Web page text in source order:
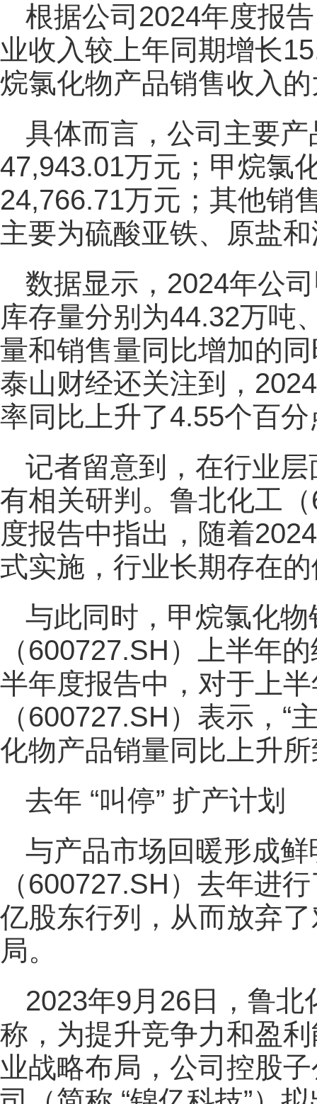
根据公司2024年度报
业收入较上年同期增长
烷氯化物产品销售收入
具体而言，公司主要
47,943.01万元；甲烷氯
24,766.71万元；其他销
主要为硫酸亚铁、原盐
数据显示，2024年公
库存量分别为44.32万吨
量和销售量同比增加的
泰山财经还关注到，
率同比上升了4.55个百分
记者留意到，在行业
有相关研判。鲁北化工
度报告中指出，随着
式实施，行业长期存在
与此同时，甲烷氯化
（600727.SH）上半年
半年度报告中，对于上
（600727.SH）表示，
化物产品销量同比上升所
去年 “叫停” 扩产计划
与产品市场回暖形成
（600727.SH）去年进
亿股东行列，从而放弃
局。
2023年9月26日，鲁
称，为提升竞争力和盈
业战略布局，公司控股